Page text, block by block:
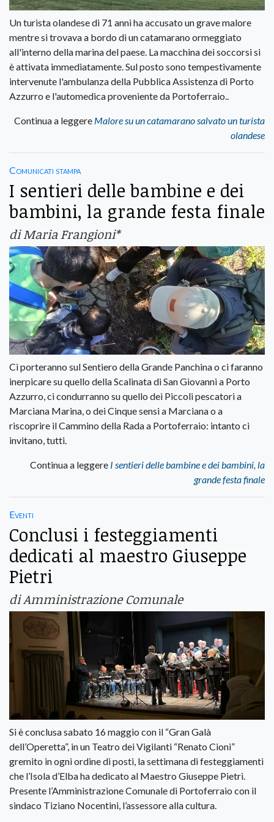
Un turista olandese di 71 anni ha accusato un grave malore
mentre si trovava a bordo di un catamarano ormeggiato
all'interno della marina del paese. La macchina dei soccorsi si
è attivata immediatamente. Sul posto sono tempestivamente
intervenute l'ambulanza della Pubblica Assistenza di Porto
Azzurro e l'automedica proveniente da Portoferraio..
Continua a leggere Malore su un catamarano salvato un turista
olandese
Comunicati stampa
I sentieri delle bambine e dei
bambini, la grande festa finale
di Maria Frangioni*
Ci porteranno sul Sentiero della Grande Panchina o ci faranno
inerpicare su quello della Scalinata di San Giovanni a Porto
Azzurro, ci condurranno su quello dei Piccoli pescatori a
Marciana Marina, o dei Cinque sensi a Marciana o a
riscoprire il Cammino della Rada a Portoferraio: intanto ci
invitano, tutti.
Continua a leggere I sentieri delle bambine e dei bambini, la
grande festa finale
Eventi
Conclusi i festeggiamenti
dedicati al maestro Giuseppe
Pietri
di Amministrazione Comunale
Si è conclusa sabato 16 maggio con il “Gran Galà
dell’Operetta”, in un Teatro dei Vigilanti “Renato Cioni”
gremito in ogni ordine di posti, la settimana di festeggiamenti
che l’Isola d’Elba ha dedicato al Maestro Giuseppe Pietri.
Presente l’Amministrazione Comunale di Portoferraio con il
sindaco Tiziano Nocentini, l’assessore alla cultura.